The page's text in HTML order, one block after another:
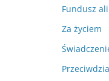
Fundusz
Za życiem